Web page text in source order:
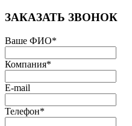
ЗАКАЗАТЬ ЗВОНОК
Ваше ФИО*
Компания*
E-mail
Телефон*